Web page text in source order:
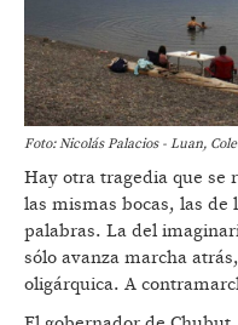
Foto: Nicolás Palacios - Luan,
Hay otra tragedia que se
las mismas bocas, las de
palabras. La del
sólo avanza marcha
oligárquica. A